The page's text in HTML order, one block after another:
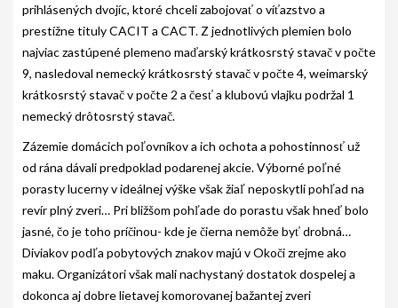
OČAKÁVANÉ VRHY NDS V ROKU 2026
PUDELPOINTER
ŠTANDARD
PODMIENKY CHOVNOSTI
CHOVNÉ PSY
CHOVNÉ SUKY
CHOVATEĽSKÉ STANICE
OČAKÁVANÉ VRHY PP V ROKU 2026
prihlásených dvojíc, ktoré chceli zabojovať o víťazstvo a
prestížne tituly CACIT a CACT. Z jednotlivých plemien bolo
najviac zastúpené plemeno maďarský krátkosrstý stavač v počte
9, nasledoval nemecký krátkosrstý stavač v počte 4, weimarský
krátkosrstý stavač v počte 2 a česť a klubovú vlajku podržal 1
nemecký drôtosrstý stavač.
Zázemie domácich poľovníkov a ich ochota a pohostinnosť už
od rána dávali predpoklad podarenej akcie. Výborné poľné
porasty lucerny v ideálnej výške však žiaľ neposkytli pohľad na
revír plný zveri… Pri bližšom pohľade do porastu však hneď bolo
jasné, čo je toho príčinou- kde je čierna nemôže byť drobná…
Diviakov podľa pobytových znakov majú v Okoči zrejme ako
maku. Organizátori však mali nachystaný dostatok dospelej a
dokonca aj dobre lietavej komorovanej bažantej zveri